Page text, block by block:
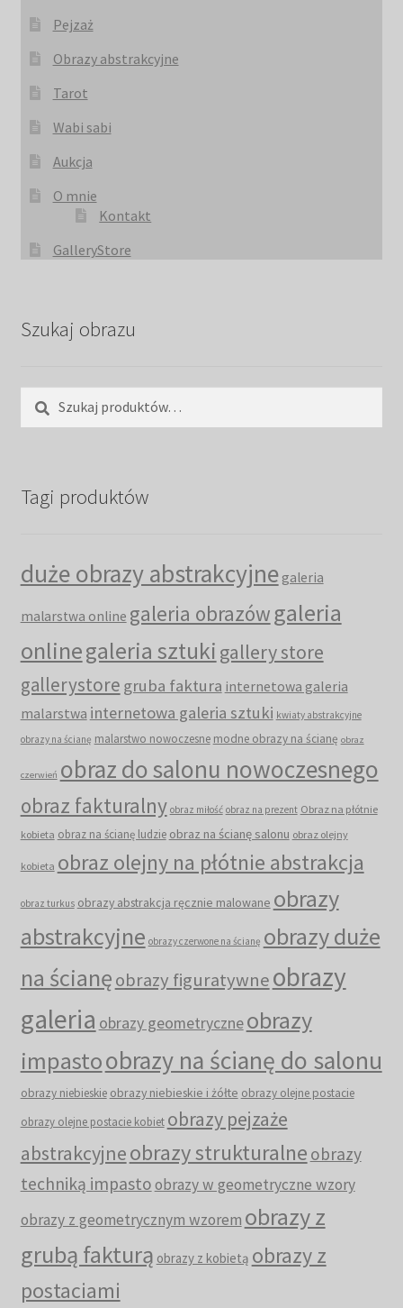
Pejzaż
Obrazy abstrakcyjne
Tarot
Wabi sabi
Aukcja
O mnie
Kontakt
GalleryStore
Szukaj obrazu
Szukaj:
Szukaj
Tagi produktów
duże obrazy abstrakcyjne galeria
malarstwa online galeria obrazów galeria
onlinegaleria sztuki gallery store
gallerystore gruba faktura internetowa galeria
malarstwa internetowa galeria sztuki kwiaty abstrakcyjne
obrazy na ścianę malarstwo nowoczesne modne obrazy na ścianę obraz
czerwień obraz do salonu nowoczesnego
obraz fakturalny obraz miłość obraz na prezent Obraz na płótnie
kobieta obraz na ścianę ludzie obraz na ścianę salonu obraz olejny
kobieta obraz olejny na płótnie abstrakcja
obraz turkus obrazy abstrakcja ręcznie malowane obrazy
abstrakcyjne obrazy czerwone na ścianę obrazy duże
na ścianęobrazy figuratywneobrazy
galeria obrazy geometryczneobrazy
impastoobrazy na ścianę do salonu
obrazy niebieskie obrazy niebieskie i żółte obrazy olejne postacie
obrazy olejne postacie kobiet obrazy pejzaże
abstrakcyjneobrazy strukturalne obrazy
techniką impastoobrazy w geometryczne wzory
obrazy z geometrycznym wzorem obrazy z
grubą fakturą obrazy z kobietą obrazy z
postaciami